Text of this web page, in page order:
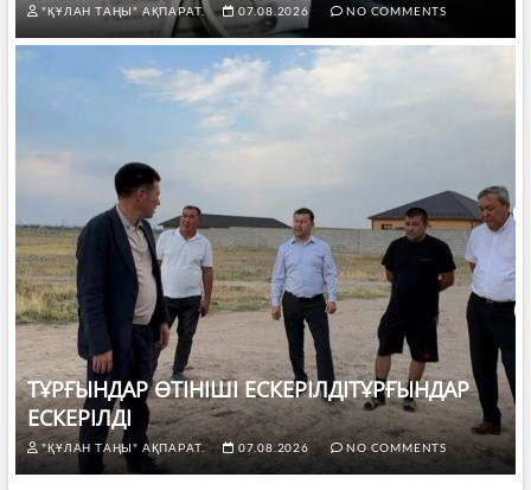
"ҚҰЛАН ТАҢЫ" АҚПАРАТ. 07.08.2026 NO COMMENTS
ТҰРҒЫНДАР ӨТІНІШІ ЕСКЕРІЛДІТҰРҒЫНДАР
ЕСКЕРІЛДІ
"ҚҰЛАН ТАҢЫ" АҚПАРАТ. 07.08.2026 NO COMMENTS